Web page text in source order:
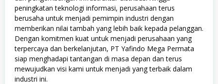
peningkatan teknologi informasi, perusahaan terus
berusaha untuk menjadi pemimpin industri dengan
memberikan nilai tambah yang lebih baik kepada pelanggan.
Dengan komitmen kuat untuk menjadi perusahaan yang
terpercaya dan berkelanjutan, PT Yafindo Mega Permata
siap menghadapi tantangan di masa depan dan terus
mewujudkan visi kami untuk menjadi yang terbaik dalam
industri ini.